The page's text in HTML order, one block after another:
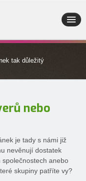
tak důležitý
nebo
je tady s námi již
nevěnují dostatek
anebo
skupiny patříte vy?